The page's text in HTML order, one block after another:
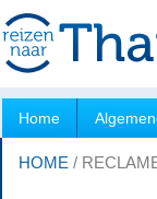
Home
HOME /